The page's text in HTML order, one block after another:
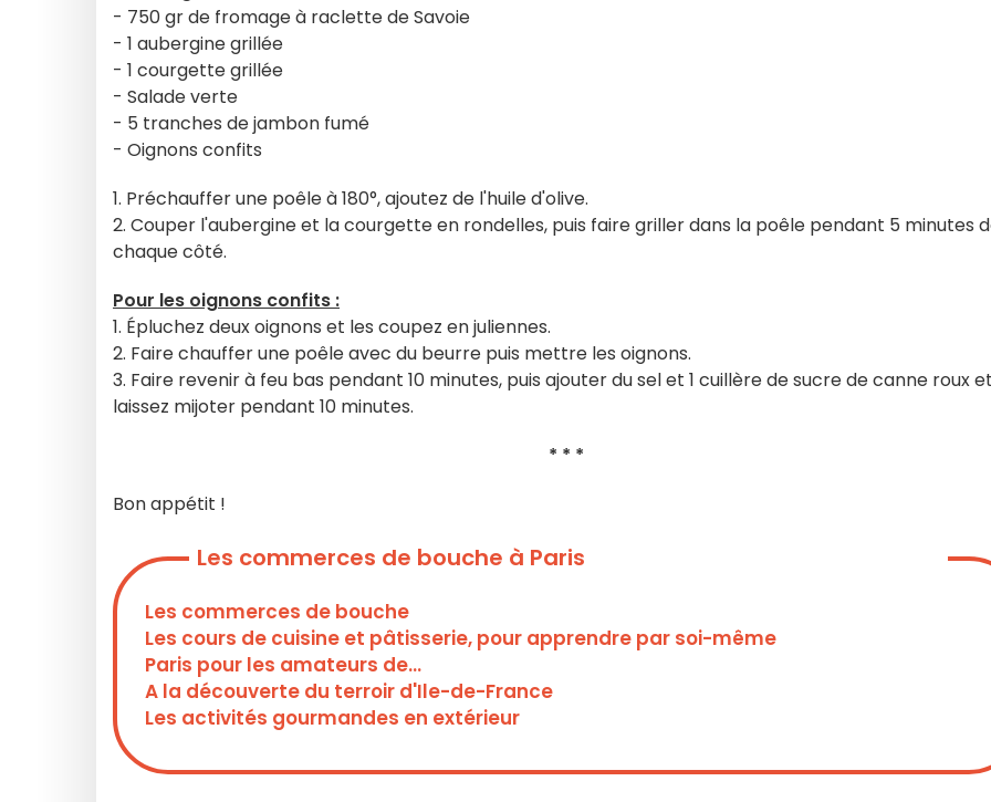
- 750 gr de fromage à raclette de Savoie
- 1 aubergine grillée
- 1 courgette grillée
- Salade verte
- 5 tranches de jambon fumé
- Oignons confits
1. Préchauffer une poêle à 180°, ajoutez de l'huile d'olive.
2. Couper l'aubergine et la courgette en rondelles, puis faire griller dans la poêle pendant 5 minutes
chaque côté.
Pour les oignons confits :
1. Épluchez deux oignons et les coupez en juliennes.
2. Faire chauffer une poêle avec du beurre puis mettre les oignons.
3. Faire revenir à feu bas pendant 10 minutes, puis ajouter du sel et 1 cuillère de sucre de canne roux
laissez mijoter pendant 10 minutes.
* * *
Bon appétit !
Les commerces de bouche à Paris
Les commerces de bouche
Les cours de cuisine et pâtisserie, pour apprendre par soi-même
Paris pour les amateurs de...
A la découverte du terroir d'Ile-de-France
Les activités gourmandes en extérieur